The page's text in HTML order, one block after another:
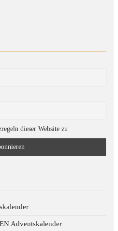
dieser Website zu
Adventskalender